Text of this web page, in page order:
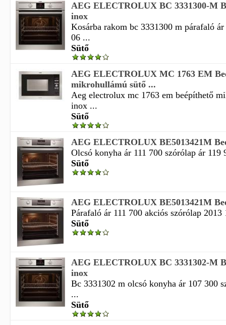
AEG ELECTROLUX BC 3331300-M
inox
Kosárba rakom bc 3331300 m párafaló
06 ...
Sütő
AEG ELECTROLUX MC 1763 EM
mikrohullámú sütő ...
Aeg electrolux mc 1763 em beépíthető
inox ...
Sütő
AEG ELECTROLUX BE5013421M
Olcsó konyha ár 111 700 szórólap ár 119
Sütő
AEG ELECTROLUX BE5013421M
Párafaló ár 111 700 akciós szórólap
Sütő
AEG ELECTROLUX BC 3331302-M
inox
Bc 3331302 m olcsó konyha ár 107 300
...
Sütő